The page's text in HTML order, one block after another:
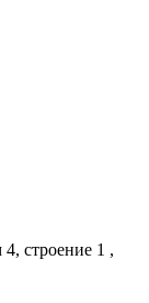
строение 1 ,